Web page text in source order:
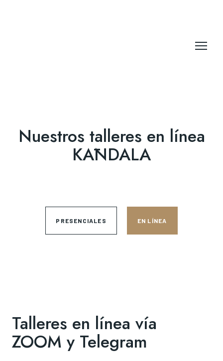
Nuestros talleres en línea
KĀNDALA
PRESENCIALES EN LÍNEA
Talleres en línea vía
ZOOM y Telegram